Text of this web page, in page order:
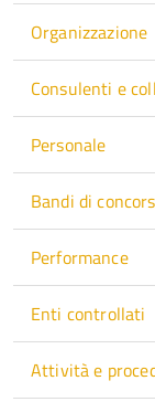
Organizzazione
Consulenti e
Personale
Bandi di
Performance
Enti controllati
Attività e